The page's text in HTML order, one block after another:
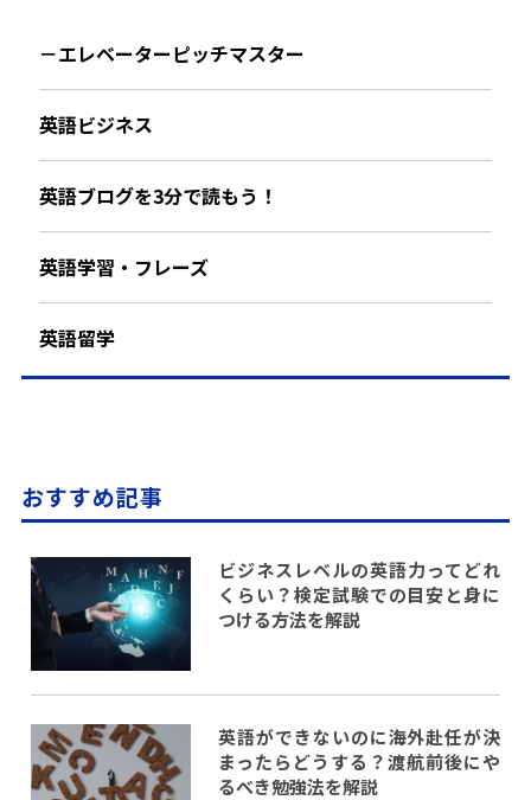
－エレベーターピッチマスター
英語ビジネス
英語ブログを3分で読もう！
英語学習・フレーズ
英語留学
おすすめ記事
ビジネスレベルの英語力ってどれ
くらい？検定試験での目安と身に
つける方法を解説
英語ができないのに海外赴任が決
まったらどうする？渡航前後にや
るべき勉強法を解説